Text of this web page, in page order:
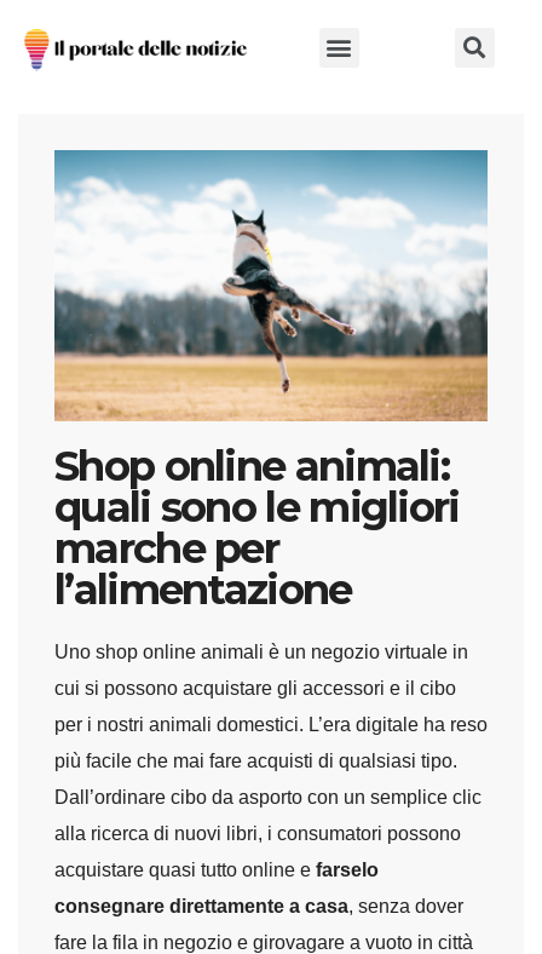
Shop online animali:
quali sono le migliori
marche per
l’alimentazione
Uno shop online animali è un negozio virtuale in
cui si possono acquistare gli accessori e il cibo
per i nostri animali domestici. L’era digitale ha reso
più facile che mai fare acquisti di qualsiasi tipo.
Dall’ordinare cibo da asporto con un semplice clic
alla ricerca di nuovi libri, i consumatori possono
acquistare quasi tutto online e farselo
consegnare direttamente a casa, senza dover
fare la fila in negozio e girovagare a vuoto in città